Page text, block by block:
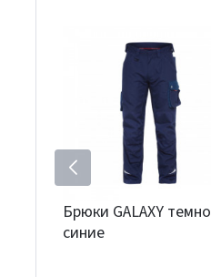
Брюки GALAXY темно
синие